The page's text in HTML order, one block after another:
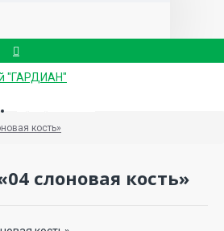
кость»
слоновая кость»